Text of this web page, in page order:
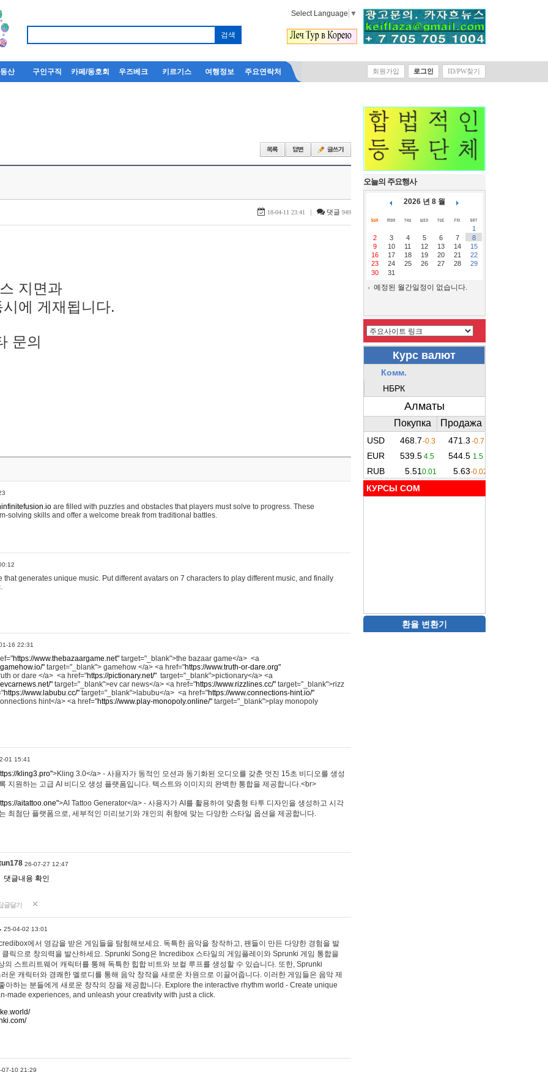
Select Language ▼
산 구인구직 카페/동호회 우즈베크 키르기스 여행정보 주요연락처 회원가입 로그인 ID/PW찾기
18-04-11 23:41 | 댓글 949
지면과
에 게재됩니다.
문의
are filled with puzzles and obstacles that players must solve to progress. These
solving skills and offer a welcome break from traditional battles.
that generates unique music. Put different avatars on 7 characters to play different music, and finally
16 22:31
https://www.thebazaargame.net" target="_blank">the bazaar game</a> <a
" target="_blank"> gamehow </a> <a href="https://www.truth-or-dare.org"
or dare </a> <a href="https://pictionary.net/" target="_blank">pictionary</a> <a
" target="_blank">ev car news</a> <a href="https://www.rizzlines.cc/" target="_blank">rizz
https://www.labubu.cc/" target="_blank">labubu</a> <a href="https://www.connections-hint.io/"
hint</a> <a href="https://www.play-monopoly.online/" target="_blank">play monopoly
01 15:41
kling3.pro">Kling 3.0</a> - 사용자가 동적인 모션과 동기화된 오디오를 갖춘 멋진 15초 비디오를 생성
지원하는 고급 AI 비디오 생성 플랫폼입니다. 텍스트와 이미지의 완벽한 통합을 제공합니다.<br>
aitattoo.one">AI Tattoo Generator</a> - 사용자가 AI를 활용하여 맞춤형 타투 디자인을 생성하고 시각
최첨단 플랫폼으로, 세부적인 미리보기와 개인의 취향에 맞는 다양한 스타일 옵션을 제공합니다.
26-07-27 12:47
댓글내용 확인
글달기
25-04-02 13:01
에서 영감을 받은 게임들을 탐험해보세요. 독특한 음악을 창작하고, 팬들이 만든 다양한 경험을 발
클릭으로 창의력을 발산하세요. Sprunki Song은 Incredibox 스타일의 게임플레이와 Sprunki 게임 통합을
의 스트리트웨어 캐릭터를 통해 독특한 힙합 비트와 보컬 루프를 생성할 수 있습니다. 또한, Sprunki
운 캐릭터와 경쾌한 멜로디를 통해 음악 창작을 새로운 차원으로 이끌어줍니다. 이러한 게임들은 음악 제
아하는 분들에게 새로운 창작의 장을 제공합니다. Explore the interactive rhythm world - Create unique
made experiences, and unleash your creativity with just a click.
07-10 21:29
오늘의 주요행사
2026 년 8 월
1
2
3 4 5 6 7
8
9
10 11 12 13 14
15
16
17 18 19 20 21
22
23
24 25 26 27 28
29
30
31
예정된 월간일정이 없습니다.
КУРСЫ COM
환율 변환기